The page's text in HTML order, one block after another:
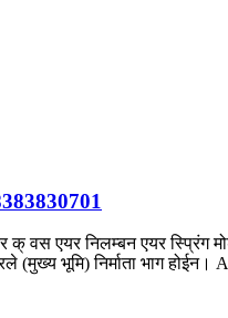
क् वस एयर निलम्बन एयर स्प्रिंग
(मुख्य भूमि) निर्माता भाग होईन।